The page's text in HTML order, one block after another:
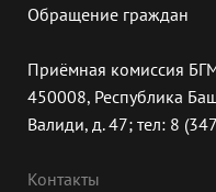
Обращение граждан
Приёмная комиссия
450008, Республика
Валиди, д. 47; тел: 8
Контакты